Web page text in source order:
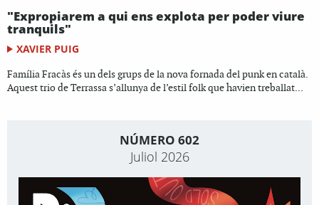
"Expropiarem a qui ens explota per poder viure
tranquils"
XAVIER PUIG
Família Fracàs és un dels grups de la nova fornada del punk en català.
Aquest trio de Terrassa s’allunya de l’estil folk que havien treballat...
NÚMERO 602
Juliol 2026